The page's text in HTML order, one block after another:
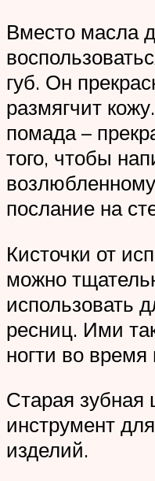
Вместо масла
губ. Он
размягчит
помада –
того, чтобы
послание на
Кисточки от
можно
использовать
ресниц. Ими
ногти во
Старая зубная
инструмент
изделий.